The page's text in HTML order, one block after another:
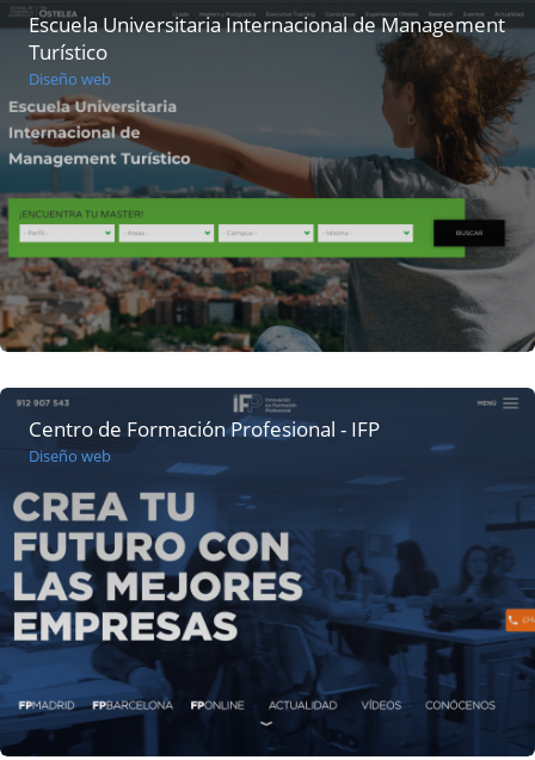
Escuela Universitaria Internacional de Management
Turístico
Diseño web
Centro de Formación Profesional - IFP
Diseño web